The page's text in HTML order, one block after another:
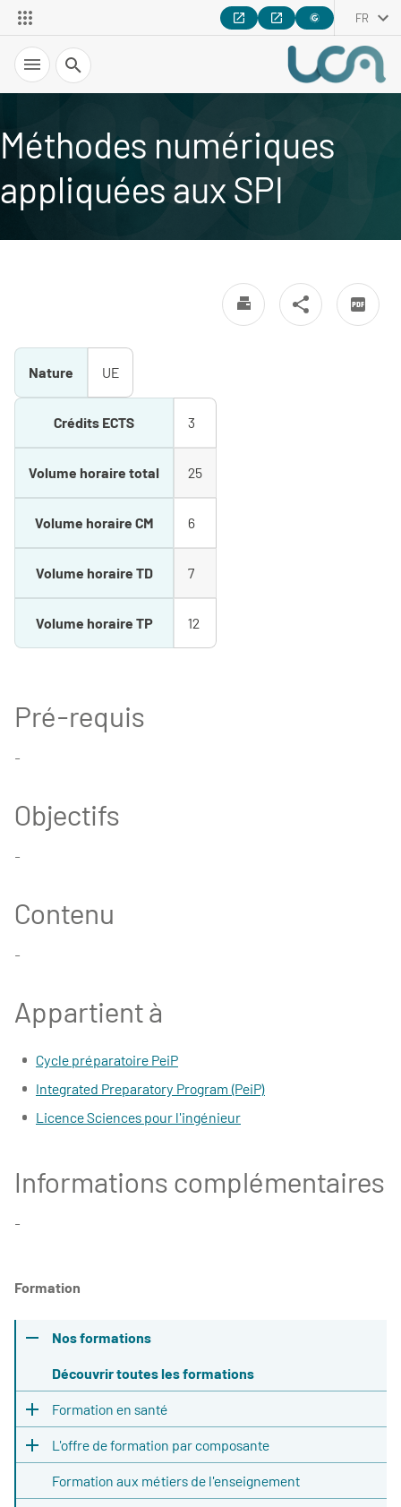
FR
Recherche
Méthodes numériques
appliquées aux SPI
Nature UE
Crédits ECTS 3
Volume horaire total 25
Volume horaire CM 6
Volume horaire TD 7
Volume horaire TP 12
Pré-requis
-
Objectifs
-
Contenu
-
Appartient à
Cycle préparatoire PeiP
Integrated Preparatory Program (PeiP)
Licence Sciences pour l'ingénieur
Informations complémentaires
-
Formation
Nos formations
Découvrir toutes les formations
Formation en santé
L'offre de formation par composante
Formation aux métiers de l'enseignement